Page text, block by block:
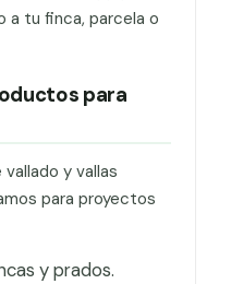
a tu finca, parcela o
para
y vallas
para proyectos
y prados.